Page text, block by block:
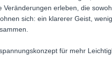
erleben, die
sich: ein klarerer Geist,
für mehr